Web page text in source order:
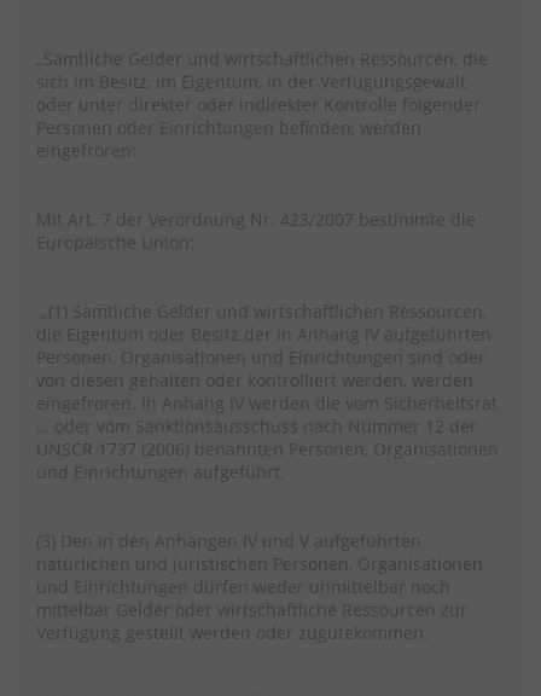
„Sämtliche Gelder und wirtschaftlichen Ressourcen, die
sich im Besitz, im Eigentum, in der Verfügungsgewalt
oder unter direkter oder indirekter Kontrolle folgender
Personen oder Einrichtungen befinden, werden
eingefroren:
Mit Art. 7 der Verordnung Nr. 423/2007 bestimmte die
Europäische Union:
„(1) Sämtliche Gelder und wirtschaftlichen Ressourcen,
die Eigentum oder Besitz der in Anhang IV aufgeführten
Personen, Organisationen und Einrichtungen sind oder
von diesen gehalten oder kontrolliert werden, werden
eingefroren. In Anhang IV werden die vom Sicherheitsrat
… oder vom Sanktionsausschuss nach Nummer 12 der
UNSCR 1737 (2006) benannten Personen, Organisationen
und Einrichtungen aufgeführt.
(3) Den in den Anhängen IV und V aufgeführten
natürlichen und juristischen Personen, Organisationen
und Einrichtungen dürfen weder unmittelbar noch
mittelbar Gelder oder wirtschaftliche Ressourcen zur
Verfügung gestellt werden oder zugutekommen.